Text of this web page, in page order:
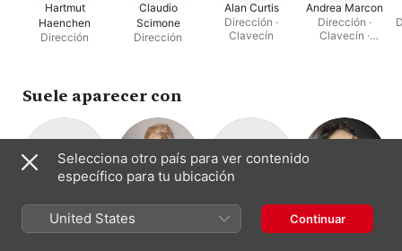
Hartmut
Haenchen
Dirección
Claudio
Scimone
Dirección
Alan Curtis
Dirección ·
Clavecín
Andrea Marcon
Dirección ·
Clavecín ·
Suele aparecer con
Le Musiche
Nove
Simone Kermes
Soprano
Francesca
Lombardi
Vivica Genaux
Mezzosoprano
Selecciona otro país para ver contenido
específico para tu ubicación
United States Continuar